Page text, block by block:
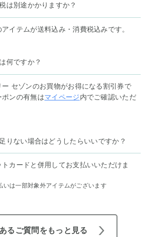
は別途かかりますか？
イテムが送料込み・消費税込みです。
何ですか？
ー セゾンのお買物がお得になる割引券で
ポンの有無はマイページ内でご確認いただ
りない場合はどうしたらいいですか？
トカードと併用してお支払いいただけま
は一部対象外アイテムがございます
るご質問をもっと見る